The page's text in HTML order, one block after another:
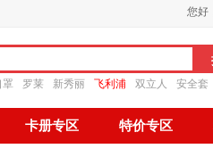
您好
罩 罗莱 新秀丽 飞利浦 双立人 安全套
卡册专区 特价专区